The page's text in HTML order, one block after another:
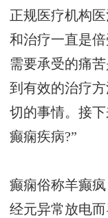
正规医疗机构
和治疗一直是
需要承受的痛
到有效的治疗
切的事情。接
癫痫疾病?”
癫痫俗称羊癫
经元异常放电